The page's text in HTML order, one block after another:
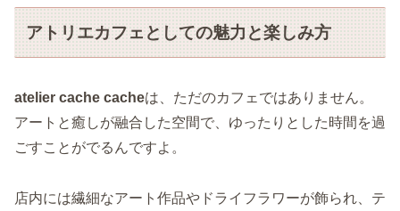
アトリエカフェとしての魅力と楽しみ方
atelier cache cacheは、ただのカフェではありません。
アートと癒しが融合した空間で、ゆったりとした時間を過
ごすことがでるんですよ。
店内には繊細なアート作品やドライフラワーが飾られ、テ